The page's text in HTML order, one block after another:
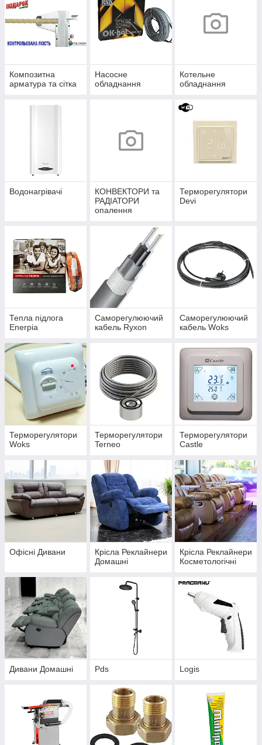
Композитна
арматура та сітка
Насосне
обладнання
Котельне
обладнання
Водонагрівачі
КОНВЕКТОРИ та
РАДІАТОРИ
опалення
Терморегулятори
Devi
Тепла підлога
Enerpia
Саморегулюючий
кабель Ryxon
Саморегулюючий
кабель Woks
Терморегулятори
Woks
Терморегулятори
Terneo
Терморегулятори
Castle
Офісні Дивани
Крісла Реклайнери
Домашні
Крісла Реклайнери
Косметологічні
Дивани Домашні Pds Logis